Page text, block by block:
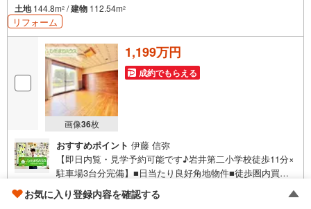
土地144.8m2 /建物 112.54m2
リフォーム
画像36枚
1,199万円
成約でもらえる
おすすめポイント 伊藤 信弥
【即日内覧・見学予約可能です♪岩井第二小学校徒歩11分×
駐車場3台分完備】■日当たり良好角地物件■徒歩圏内買い
物施設多数あり■インナーガレージ完備■全居室6帖以上ゆ
とりある4LDK未公開写真はひだまりハウスHPにて公開中♪
ブロンズ推奨店
お気に入り登録内容を確認する